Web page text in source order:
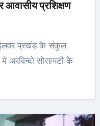
आवासीय प्रशिक्षण
अरविन्दो सोसायटी के